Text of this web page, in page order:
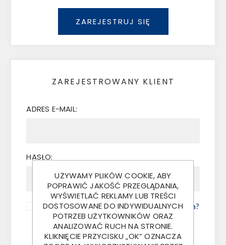
ZAREJESTRUJ SIĘ
ZAREJESTROWANY KLIENT
ADRES E-MAIL:
HASŁO:
Zapamiętaj mnie? Nie pamiętasz hasła?
UŻYWAMY PLIKÓW COOKIE, ABY
POPRAWIĆ JAKOŚĆ PRZEGLĄDANIA,
WYŚWIETLAĆ REKLAMY LUB TREŚCI
DOSTOSOWANE DO INDYWIDUALNYCH
POTRZEB UŻYTKOWNIKÓW ORAZ
ANALIZOWAĆ RUCH NA STRONIE.
KLIKNIĘCIE PRZYCISKU „OK” OZNACZA